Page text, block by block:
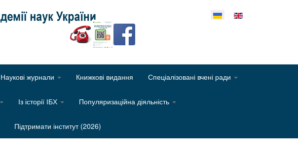
Оберіть свою мову
Наукові журнали Книжкові видання Спеціалізовані вчені ради
Із історії ІБХ Популяризаційна діяльність
Підтримати інститут (2026)